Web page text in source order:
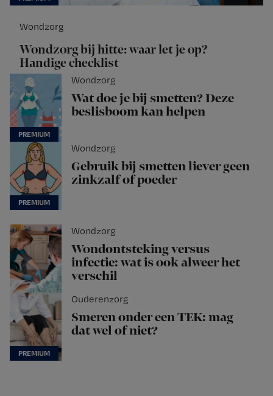
Wondzorg
Wondzorg bij hitte: waar let je op?
Handige checklist
Wondzorg
Wat doe je bij smetten? Deze
beslisboom kan helpen
Wondzorg
Gebruik bij smetten liever geen
zinkzalf of poeder
Wondzorg
Wondontsteking versus
infectie: wat is ook alweer het
verschil
Ouderenzorg
Smeren onder een TEK: mag
dat wel of niet?